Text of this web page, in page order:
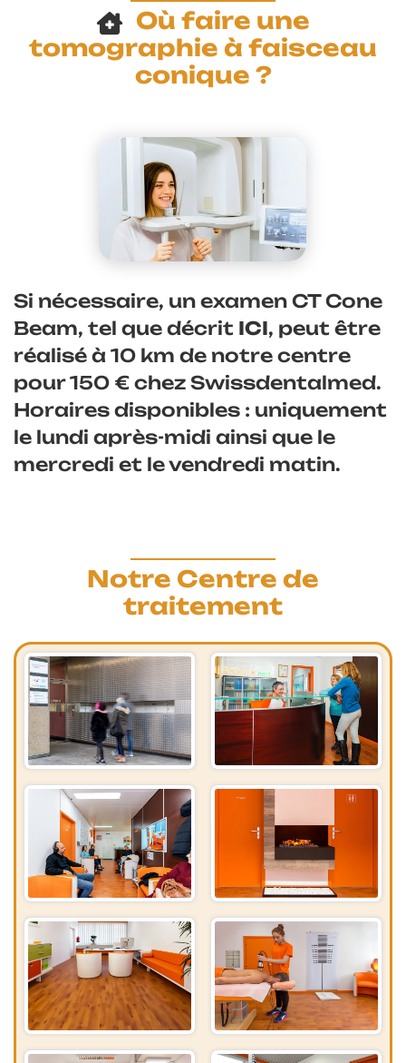
Où faire une
tomographie à faisceau
conique ?
Si nécessaire, un examen CT Cone
Beam, tel que décrit ICI, peut être
réalisé à 10 km de notre centre
pour 150 € chez Swissdentalmed.
Horaires disponibles : uniquement
le lundi après-midi ainsi que le
mercredi et le vendredi matin.
Notre Centre de
traitement